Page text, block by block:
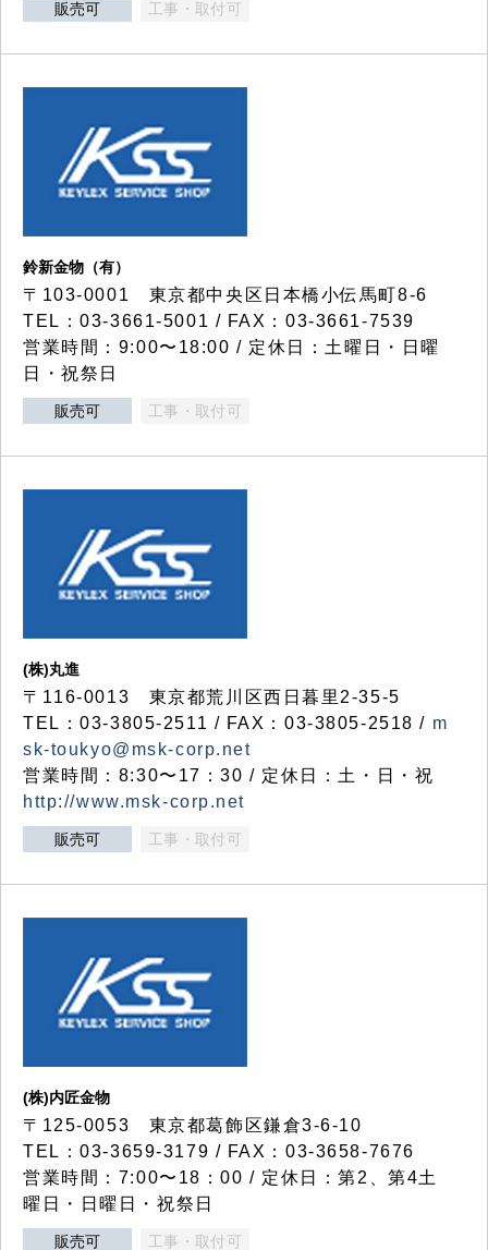
販売可 工事・取付可
鈴新金物（有）
〒103-0001 東京都中央区日本橋小伝馬町8-6
TEL：03-3661-5001 / FAX：03-3661-7539
営業時間：9:00〜18:00 / 定休日：土曜日・日曜
日・祝祭日
販売可 工事・取付可
(株)丸進
〒116-0013 東京都荒川区西日暮里2-35-5
TEL：03-3805-2511 / FAX：03-3805-2518 / m
sk-toukyo@msk-corp.net
営業時間：8:30〜17：30 / 定休日：土・日・祝
http://www.msk-corp.net
販売可 工事・取付可
(株)内匠金物
〒125-0053 東京都葛飾区鎌倉3-6-10
TEL：03-3659-3179 / FAX：03-3658-7676
営業時間：7:00〜18：00 / 定休日：第2、第4土
曜日・日曜日・祝祭日
販売可 工事・取付可